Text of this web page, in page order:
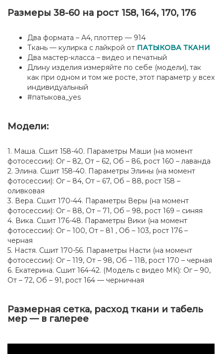
Размеры 38-60 на рост 158, 164, 170, 176
Два формата – А4, плоттер — 914
Ткань — кулирка с лайкрой от ПАТЫКОВА ТКАНИ
Два мастер-класса – видео и печатный
Длину изделия измеряйте по себе (модели), так
как при одном и том же росте, этот параметр у всех
индивидуальный
#патыкова_yes
Модели:
1. Маша. Сшит 158-40. Параметры Маши (на момент
фотосессии): Ог – 82, От – 62, Об – 86, рост 160 – лаванда
2. Элина. Сшит 158-40. Параметры Элины (на момент
фотосессии): Ог – 84, От – 67, Об – 88, рост 158 –
оливковая
3. Вера. Сшит 170-44. Параметры Веры (на момент
фотосессии): Ог – 88, От – 71, Об – 98, рост 169 – синяя
4. Вика. Сшит 176-48. Параметры Вики (на момент
фотосессии): Ог – 100, От – 81 , Об – 103, рост 176 –
черная
5. Настя. Сшит 170-56. Параметры Насти (на момент
фотосессии): Ог – 119, От – 98, Об – 118, рост 170 – черная
6. Екатерина. Сшит 164-42. (Модель с видео МК): Ог – 90,
От – 72, Об – 91, рост 164 — черничная
Размерная сетка, расход ткани и табель
мер — в галерее